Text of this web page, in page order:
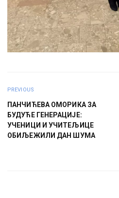
PREVIOUS
ПАНЧИЋЕВА ОМОРИКА ЗА
БУДУЋЕ ГЕНЕРАЦИЈЕ:
УЧЕНИЦИ И УЧИТЕЉИЦЕ
ОБИЉЕЖИЛИ ДАН ШУМА